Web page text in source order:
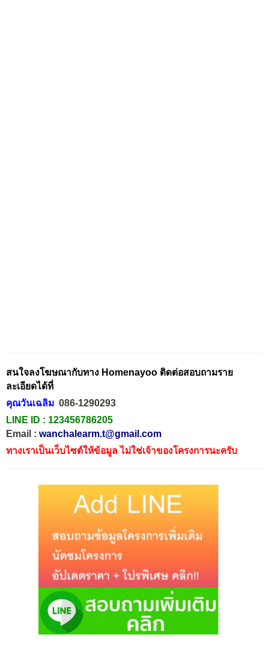
สนใจลงโฆษณากับทาง Homenayoo ติดต่อสอบถามราย
ละเอียดได้ที่
คุณวันเฉลิม 086-1290293
LINE ID : 123456786205
Email : wanchalearm.t@gmail.com
ทางเราเป็นเว็บไซต์ให้ข้อมูล ไม่ใช่เจ้าของโครงการนะครับ